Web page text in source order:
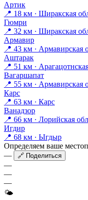
Артик
📍 18 км · Ширакская
Гюмри
📍 32 км · Ширакская
Армавир
📍 43 км · Армавирская
Аштарак
📍 51 км ·
Вагаршапат
📍 55 км · Армавирская
Карс
📍 63 км · Карс
Ванадзор
📍 66 км · Лорийская
Игдир
📍 68 км · Ыгдыр
Определяем ваше
—
🔗 Поделиться
—
—
—
🌤